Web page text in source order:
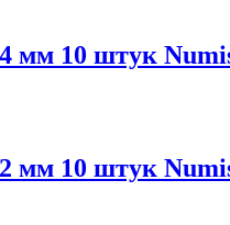
мм 10 штук
мм 10 штук